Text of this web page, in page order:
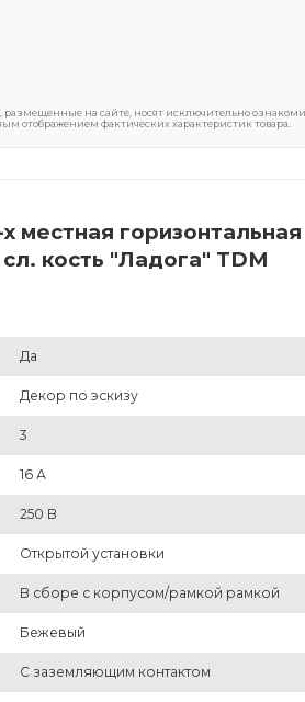
размещенные на сайте, носят исключительно
отображением фактических характеристик товара.
местная горизонтальная
кость "Ладога" TDМ
Да
Декор по эскизу
3
16 А
250 В
Открытой установки
В сборе с корпусом/рамкой рамкой
Бежевый
С заземляющим контактом